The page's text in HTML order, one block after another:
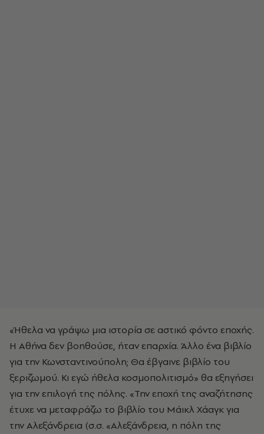
«Ήθελα να γράψω μια ιστορία σε αστικό φόντο εποχής.
Η Αθήνα δεν βοηθούσε, ήταν επαρχία. Άλλο ένα βιβλίο
για την Κωνσταντινούπολη; Θα έβγαινε βιβλίο του
ξεριζωμού. Κι εγώ ήθελα κοσμοπολιτισμό» θα εξηγήσει
για την επιλογή της πόλης. «Την εποχή της αναζήτησης
έτυχε να μεταφράζω το βιβλίο του Μάικλ Χάαγκ για
την Αλεξάνδρεια (σ.σ. «Αλεξάνδρεια, η πόλη της